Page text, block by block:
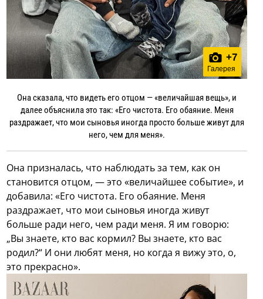
+7
Галерея
Она сказала, что видеть его отцом — «величайшая вещь», и
далее объяснила это так: «Его чистота. Его обаяние. Меня
раздражает, что мои сыновья иногда просто больше живут для
него, чем для меня».
Она призналась, что наблюдать за тем, как он
становится отцом, — это «величайшее событие», и
добавила: «Его чистота. Его обаяние. Меня
раздражает, что мои сыновья иногда живут
больше ради него, чем ради меня. Я им говорю:
„Вы знаете, кто вас кормил? Вы знаете, кто вас
родил?“ И они любят меня, но когда я вижу это, о,
это прекрасно».